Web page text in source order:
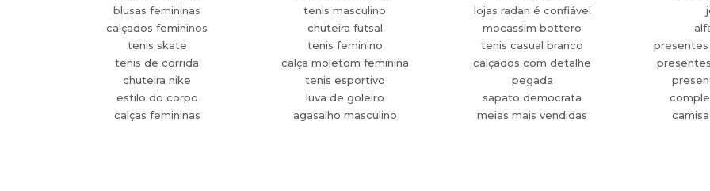
blusas femininas
calçados femininos
tenis skate
tenis de corrida
chuteira nike
estilo do corpo
calças femininas
tenis masculino
chuteira futsal
tenis feminino
calça moletom feminina
tenis esportivo
luva de goleiro
agasalho masculino
lojas radan é confiável
mocassim bottero
tenis casual branco
calçados com detalhe
pegada
sapato democrata
meias mais vendidas
presentes